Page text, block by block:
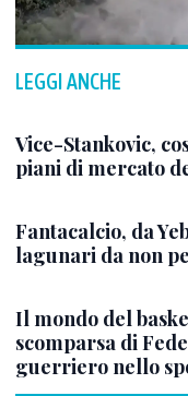
LEGGI ANCHE
Vice-Stankovic,
piani di mercato
Fantacalcio, da
lagunari da non
Il mondo del
scomparsa di
guerriero nello